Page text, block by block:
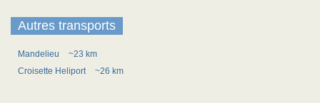
Autres transports
Mandelieu
~23 km
Croisette Heliport
~26 km